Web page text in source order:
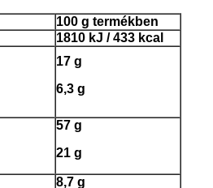
100 g termékben
1810 kJ / 433 kcal
17 g
6,3 g
57 g
21 g
8,7 g